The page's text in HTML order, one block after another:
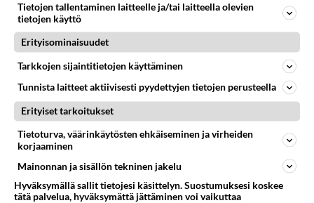
Tietojen tallentaminen laitteelle ja/tai laitteella olevien
tietojen käyttö
Erityisominaisuudet
Tarkkojen sijaintitietojen käyttäminen
Tunnista laitteet aktiivisesti pyydettyjen tietojen perusteella
Erityiset tarkoitukset
Tietoturva, väärinkäytösten ehkäiseminen ja virheiden
korjaaminen
Mainonnan ja sisällön tekninen jakelu
Hyväksymällä sallit tietojesi käsittelyn. Suostumuksesi koskee
tätä palvelua, hyväksymättä jättäminen voi vaikuttaa